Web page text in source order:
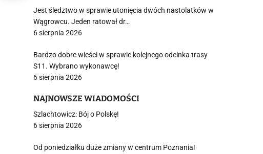
Jest śledztwo w sprawie utonięcia dwóch nastolatków w
Wągrowcu. Jeden ratował dr…
6 sierpnia 2026
Bardzo dobre wieści w sprawie kolejnego odcinka trasy
S11. Wybrano wykonawcę!
6 sierpnia 2026
NAJNOWSZE WIADOMOŚCI
Szlachtowicz: Bój o Polskę!
6 sierpnia 2026
Od poniedziałku duże zmiany w centrum Poznania!